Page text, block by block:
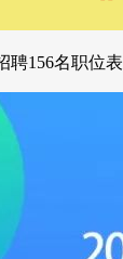
聘156名职位表